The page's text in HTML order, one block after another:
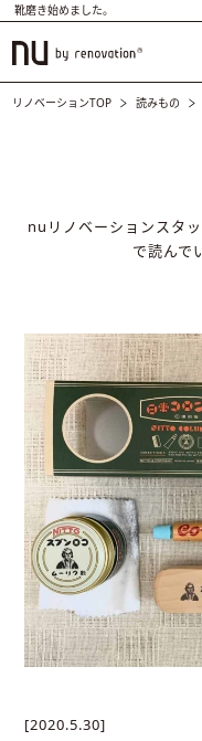
靴磨き始めました。
リノベーションTOP 読みもの
nuリノベーションスタ
で読んで
[2020.5.30]